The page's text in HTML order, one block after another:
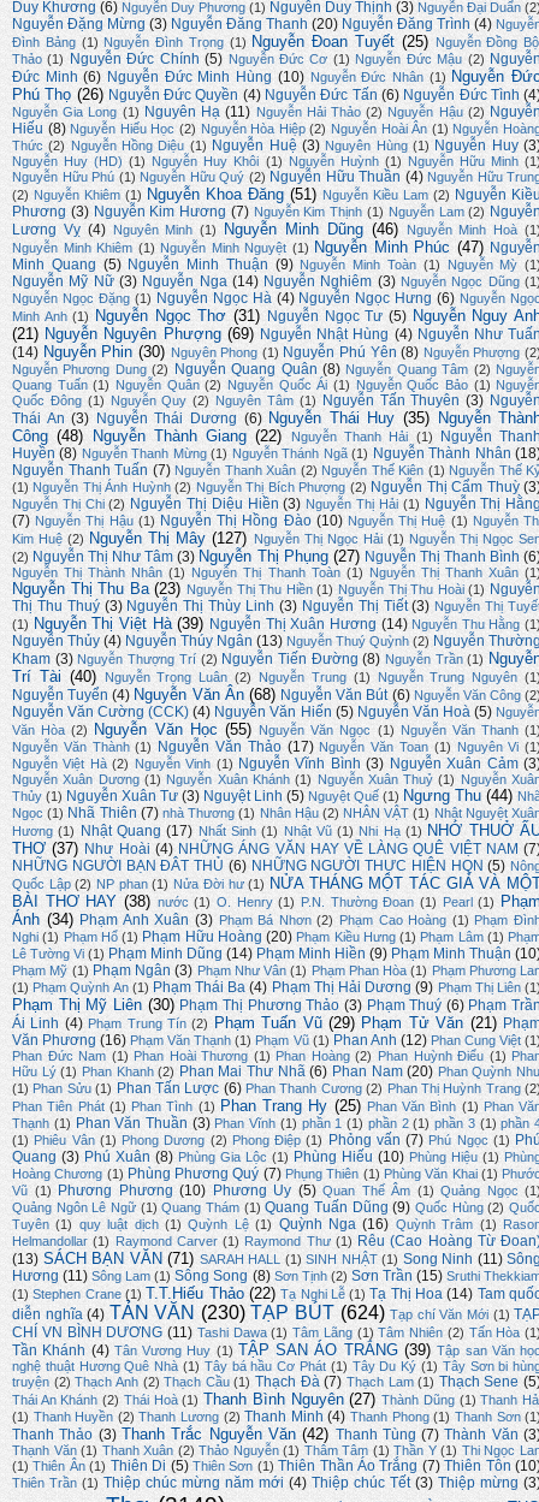
Duy Khương (6) Nguyễn Duy Phương (1) Nguyễn Duy Thịnh (3) Nguyễn Đại Duẩn
Nguyễn Đặng Mừng (3) Nguyễn Đăng Thanh (20) Nguyễn Đăng Trình (4)
Đình Bảng (1) Nguyễn Đình Trọng (1) Nguyễn Đoan Tuyết (25)
Nguyễn Đồng
Thảo (1) Nguyễn Đức Chính (5) Nguyễn Đức Cơ (1) Nguyễn Đức Mậu (2)
Đức Minh (6) Nguyễn Đức Minh Hùng (10) Nguyễn Đức Nhân (1) Nguyễn
Phú Thọ (26) Nguyễn Đức Quyền (4) Nguyễn Đức Tấn (6) Nguyễn Đức Tình
Nguyễn Gia Long (1) Nguyên Hạ (11) Nguyễn Hải Thảo (2) Nguyễn Hậu (2)
Hiếu (8) Nguyễn Hiếu Học (2) Nguyễn Hòa Hiệp (2) Nguyễn Hoài Ân (1) Nguyễn
Thức (2) Nguyễn Hồng Diệu (1) Nguyễn Huệ (3) Nguyên Hùng (1) Nguyễn Huy
Nguyễn Huy (HD) (1) Nguyễn Huy Khôi (1) Nguyễn Huỳnh (1) Nguyễn Hữu Minh
Nguyễn Hữu Phú (1) Nguyễn Hữu Quý (2) Nguyễn Hữu Thuần (4) Nguyễn Hữu
(2) Nguyễn Khiêm (1) Nguyễn Khoa Đăng (51) Nguyễn Kiều Lam (2) Nguyễn
Phương (3) Nguyễn Kim Hương (7) Nguyễn Kim Thịnh (1) Nguyễn Lam (2)
Lương Vỵ (4) Nguyên Minh (1) Nguyễn Minh Dũng (46) Nguyễn Minh Hoà
Nguyễn Minh Khiêm (1) Nguyễn Minh Nguyệt (1) Nguyễn Minh Phúc (47)
Minh Quang (5) Nguyễn Minh Thuận (9) Nguyễn Minh Toàn (1) Nguyễn Mỳ
Nguyễn Mỹ Nữ (3) Nguyễn Nga (14) Nguyễn Nghiêm (3) Nguyễn Ngọc Dũng
Nguyễn Ngọc Đặng (1) Nguyễn Ngọc Hà (4) Nguyễn Ngọc Hưng (6) Nguyễn
Minh Anh (1) Nguyễn Ngọc Thơ (31) Nguyễn Ngọc Tư (5) Nguyễn Nguy
(21) Nguyễn Nguyên Phượng (69) Nguyễn Nhật Hùng (4) Nguyễn Như
(14) Nguyễn Phin (30) Nguyên Phong (1) Nguyễn Phú Yên (8) Nguyễn Phượng
Nguyễn Phương Dung (2) Nguyễn Quang Quân (8) Nguyễn Quang Tâm (2)
Quang Tuấn (1) Nguyễn Quân (2) Nguyễn Quốc Ái (1) Nguyễn Quốc Bảo (1)
Quốc Đông (1) Nguyễn Quy (2) Nguyên Tâm (1) Nguyễn Tấn Thuyên (3)
Thái An (3) Nguyễn Thái Dương (6) Nguyễn Thái Huy (35)
Nguyễn
Công (48) Nguyễn Thành Giang (22) Nguyễn Thanh Hải (1)
Nguyễn
Huyền (8) Nguyễn Thanh Mừng (1) Nguyễn Thánh Ngã (1) Nguyễn Thành Nhân
Nguyễn Thanh Tuấn (7) Nguyễn Thanh Xuân (2) Nguyễn Thế Kiên (1) Nguyễn Thế
(1) Nguyễn Thị Ánh Huỳnh (2) Nguyễn Thị Bích Phượng (2) Nguyễn Thị Cẩm Thuỳ
Nguyễn Thị Chi (2) Nguyễn Thị Diệu Hiền (3) Nguyễn Thị Hải (1) Nguyễn Thị
(7) Nguyễn Thị Hậu (1) Nguyễn Thị Hồng Đào (10) Nguyễn Thị Huệ (1) Nguyễn
Kim Huệ (2) Nguyễn Thị Mây (127) Nguyễn Thị Ngọc Hải (1) Nguyễn Thị Ngọc
(2) Nguyễn Thị Như Tâm (3) Nguyễn Thị Phụng (27) Nguyễn Thị Thanh Bình
Nguyễn Thị Thành Nhân (1) Nguyễn Thị Thanh Toàn (1) Nguyễn Thị Thanh Xuân
Nguyễn Thị Thu Ba (23) Nguyễn Thị Thu Hiền (1) Nguyễn Thị Thu Hoài (1)
Thị Thu Thuý (3) Nguyễn Thị Thùy Linh (3) Nguyễn Thị Tiết (3) Nguyễn Thị
(1) Nguyễn Thị Việt Hà (39) Nguyễn Thị Xuân Hương (14) Nguyễn Thu Hằng
Nguyễn Thủy (4) Nguyễn Thúy Ngân (13) Nguyễn Thuý Quỳnh (2) Nguyễn
Kham (3) Nguyễn Thượng Trí (2) Nguyễn Tiến Đường (8) Nguyễn Trần (1)
Trí Tài (40) Nguyễn Trọng Luân (2) Nguyễn Trung (1) Nguyễn Trung Nguyên
Nguyễn Tuyển (4) Nguyễn Văn Ân (68) Nguyễn Văn Bút (6) Nguyễn Văn Công
Nguyễn Văn Cường (CCK) (4) Nguyễn Văn Hiến (5) Nguyễn Văn Hoà (5)
Văn Hòa (2) Nguyễn Văn Học (55) Nguyễn Văn Ngọc (1) Nguyễn Văn Thanh
Nguyễn Văn Thành (1) Nguyễn Văn Thảo (17) Nguyễn Văn Toan (1) Nguyên Vi
Nguyễn Việt Hà (2) Nguyễn Vinh (1) Nguyễn Vĩnh Bình (3) Nguyễn Xuân Cảm
Nguyễn Xuân Dương (1) Nguyễn Xuân Khánh (1) Nguyễn Xuân Thuỷ (1) Nguyễn
Thủy (1) Nguyễn Xuân Tư (3) Nguyệt Linh (5) Nguyệt Quế (1) Ngưng Thu (44)
Ngọc (1) Nhã Thiên (7) nhà Thương (1) Nhân Hậu (2) NHÂN VẬT (1) Nhật Nguyệt
Hương (1) Nhật Quang (17) Nhất Sinh (1) Nhật Vũ (1) Nhi Hạ (1) NHỚ THUỞ
THƠ (37) Như Hoài (4) NHỮNG ÁNG VĂN HAY VỀ LÀNG QUÊ VIỆT NAM
NHỮNG NGƯỜI BẠN ĐÂT THỦ (6) NHỮNG NGƯỜI THỰC HIỆN HQN (5)
Quốc Lập (2) NP phan (1) Nửa Đời hư (1) NỬA THÁNG MỘT TÁC GIẢ VÀ
BÀI THƠ HAY (38) nước (1) O. Henry (1) P.N. Thường Đoan (1) Pearl (1)
Ánh (34) Phạm Anh Xuân (3) Phạm Bá Nhơn (2) Phạm Cao Hoàng (1) Phạm
Nghi (1) Phạm Hổ (1) Phạm Hữu Hoàng (20) Phạm Kiều Hưng (1) Phạm Lâm (1)
Lê Tường Vi (1) Phạm Minh Dũng (14) Phạm Minh Hiền (9) Phạm Minh Thuận
Phạm Mỹ (1) Phạm Ngân (3) Phạm Như Vân (1) Phạm Phan Hòa (1) Phạm Phương
(1) Phạm Quỳnh An (1) Phạm Thái Ba (4) Phạm Thị Hải Dương (9) Phạm Thị Liên
Phạm Thị Mỹ Liên (30) Phạm Thị Phương Thảo (3) Phạm Thuý (6) Phạm
Ái Linh (4) Phạm Trung Tín (2) Phạm Tuấn Vũ (29) Phạm Tử Văn (21)
Văn Phương (16) Phạm Văn Thạnh (1) Phạm Vũ (1) Phan Anh (12) Phan Cung Việt
Phan Đức Nam (1) Phan Hoài Thương (1) Phan Hoàng (2) Phan Huỳnh Điểu (1)
Hữu Lý (1) Phan Khanh (2) Phan Mai Thư Nhã (6) Phan Nam (20) Phan Quỳnh
(1) Phan Sửu (1) Phan Tấn Lược (6) Phan Thanh Cương (2) Phan Thị Huỳnh Trang
Phan Tiên Phát (1) Phan Tình (1) Phan Trang Hy (25) Phan Văn Bình (1) Phan
Thạnh (1) Phan Văn Thuần (3) Phan Vĩnh (1) phần 1 (1) phần 2 (1) phần 3 (1) phần
(1) Phiêu Vân (1) Phong Dương (2) Phong Điệp (1) Phỏng vấn (7) Phú Ngọc (1)
Quang (3) Phú Xuân (8) Phùng Gia Lộc (1) Phùng Hiếu (10) Phùng Hiệu (1)
Hoàng Chương (1) Phùng Phương Quý (7) Phụng Thiên (1) Phùng Văn Khai (1)
Vũ (1) Phương Phương (10) Phương Uy (5) Quan Thế Âm (1) Quảng Ngọc
Quảng Ngôn Lê Ngữ (1) Quang Thám (1) Quang Tuấn Dũng (9) Quốc Hùng (2)
Tuyên (1) quy luật dịch (1) Quỳnh Lệ (1) Quỳnh Nga (16) Quỳnh Trâm (1)
Helmandollar (1) Raymond Carver (1) Raymond Thư (1) Rêu (Cao Hoàng Từ
(13) SÁCH BẠN VĂN (71) SARAH HALL (1) SINH NHẬT (1) Song Ninh (11)
Hương (11) Sông Lam (1) Sông Song (8) Sơn Tịnh (2) Sơn Trần (15) Sruthi
(1) Stephen Crane (1) T.T.Hiếu Thảo (22) Tạ Nghi Lễ (1) Tạ Thị Hoa (14) Tam
diễn nghĩa (4) TẢN VĂN (230) TẠP BÚT (624) Tạp chí Văn Mới (1)
CHÍ VN BÌNH DƯƠNG (11) Tashi Dawa (1) Tâm Lãng (1) Tâm Nhiên (2) Tấn Hòa
Tần Khánh (4) Tân Vương Huy (1) TẬP SAN ÁO TRẮNG (39) Tập san Văn
nghệ thuật Hương Quê Nhà (1) Tây bá hầu Cơ Phát (1) Tây Du Ký (1) Tây Sơn bi
truyện (2) Thạch Anh (2) Thạch Cầu (1) Thạch Đà (7) Thạch Lam (1) Thạch Sene
Thái An Khánh (2) Thái Hoà (1) Thanh Bình Nguyên (27) Thành Dũng (1) Thanh
(1) Thanh Huyền (2) Thanh Lương (2) Thanh Minh (4) Thanh Phong (1) Thanh Sơn
Thanh Thảo (3) Thanh Trắc Nguyễn Văn (42) Thanh Tùng (7) Thành Văn
Thạnh Văn (1) Thanh Xuân (2) Thảo Nguyễn (1) Thâm Tâm (1) Thần Y (1) Thi Ngọc
(1) Thiên Ân (1) Thiên Di (5) Thiên Sơn (1) Thiên Thần Áo Trắng (7) Thiên Tôn
Thiên Trần (1) Thiệp chúc mừng năm mới (4) Thiệp chúc Tết (3) Thiệp mừng